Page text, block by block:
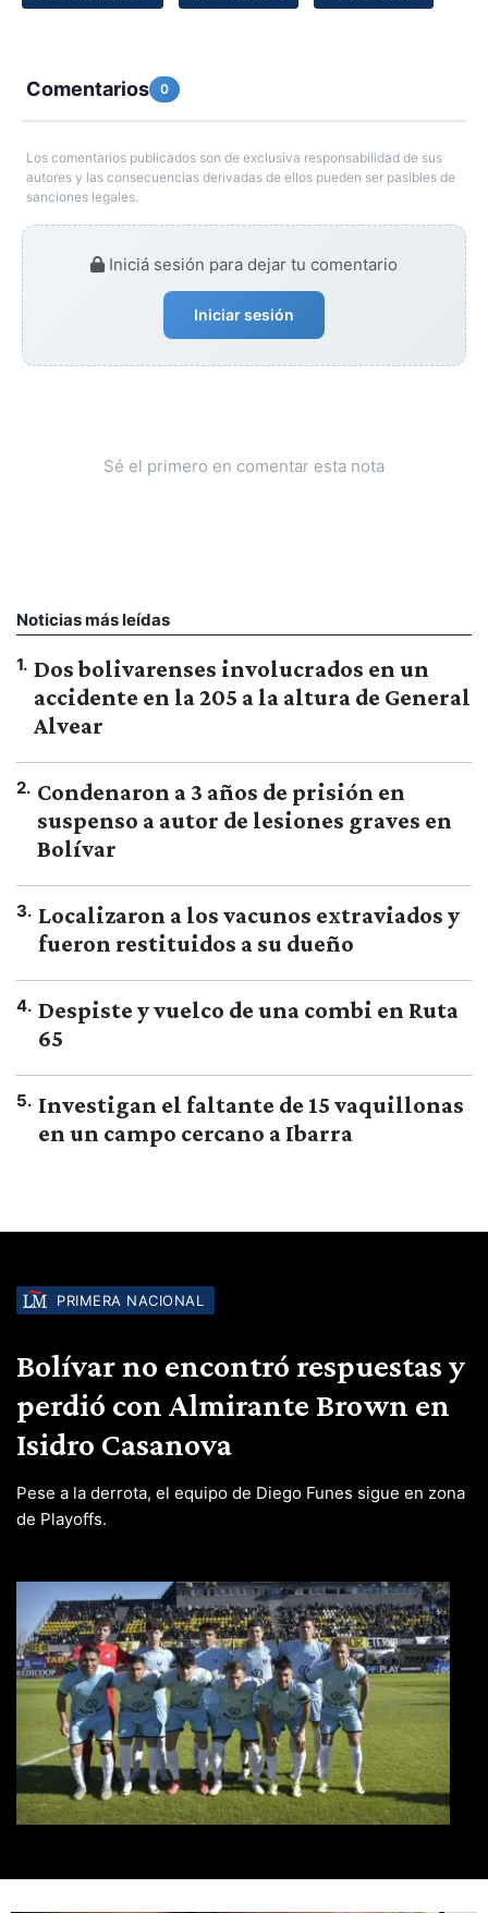
Comentarios 0
Los comentarios publicados son de exclusiva responsabilidad de sus
autores y las consecuencias derivadas de ellos pueden ser pasibles de
sanciones legales.
Iniciá sesión para dejar tu comentario
Iniciar sesión
Sé el primero en comentar esta nota
Noticias más leídas
1. Dos bolivarenses involucrados en un
accidente en la 205 a la altura de General
Alvear
2. Condenaron a 3 años de prisión en
suspenso a autor de lesiones graves en
Bolívar
3. Localizaron a los vacunos extraviados y
fueron restituidos a su dueño
4. Despiste y vuelco de una combi en Ruta
65
5. Investigan el faltante de 15 vaquillonas
en un campo cercano a Ibarra
PRIMERA NACIONAL
Bolívar no encontró respuestas y
perdió con Almirante Brown en
Isidro Casanova
Pese a la derrota, el equipo de Diego Funes sigue en zona
de Playoffs.